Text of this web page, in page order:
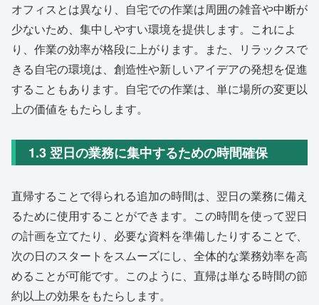
オフィスとは異なり、自宅での作業は周囲の雑音や中断が
少ないため、集中しやすい環境を提供します。これによ
り、作業の効率が格段に上がります。また、リラックスで
きる自宅の環境は、創造性や新しいアイデアの発想を促進
することもあります。自宅での作業は、単に場所の変更以
上の価値をもたらします。
1.3 翌日の業務に集中するための時間確保
直帰することで得られる追加の時間は、翌日の業務に備え
るために使用することができます。この時間を使って翌日
の計画を立てたり、必要な資料を準備したりすることで、
次の日のスタートをスムーズにし、全体的な業務効率を高
めることが可能です。このように、直帰は単なる時間の節
約以上の効果をもたらします。